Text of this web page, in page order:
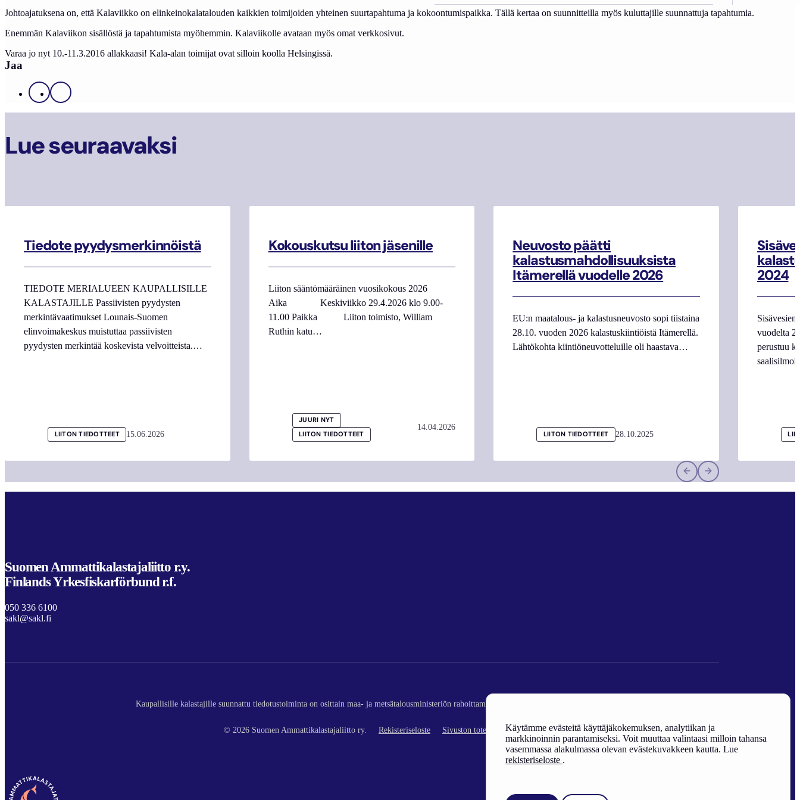
Käytämme evästeitä käyttäjäkokemuksen, analytiikan ja
markkinoinnin parantamiseksi. Voit muuttaa valintaasi milloin tahansa
vasemmassa alakulmassa olevan evästekuvakkeen kautta. Lue
rekisteriseloste .
Johtoajatuksena on, että Kalaviikko on elinkeinokalatalouden kaikkien toimijoiden yhteinen suurtapahtuma ja kokoontumispaikka. Tällä kertaa on suunnitteilla myös kuluttajille suunnattuja tapahtumia.
Enemmän Kalaviikon sisällöstä ja tapahtumista myöhemmin. Kalaviikolle avataan myös omat verkkosivut.
Varaa jo nyt 10.-11.3.2016 allakkaasi! Kala-alan toimijat ovat silloin koolla Helsingissä.
Jaa
Facebook
X
Lue seuraavaksi
Tiedote pyydysmerkinnöistä
TIEDOTE MERIALUEEN KAUPALLISILLE
KALASTAJILLE Passiivisten pyydysten
merkintävaatimukset Lounais-Suomen
elinvoimakeskus muistuttaa passiivisten
pyydysten merkintää koskevista velvoitteista.…
LIITON TIEDOTTEET 15.06.2026
Kokouskutsu liiton jäsenille
Liiton sääntömääräinen vuosikokous 2026
Aika Keskiviikko 29.4.2026 klo 9.00-
11.00 Paikka Liiton toimisto, William
Ruthin katu…
JUURI NYT
LIITON TIEDOTTEET
14.04.2026
Neuvosto päätti
kalastusmahdollisuuksista
Itämerellä vuodelle 2026
EU:n maatalous- ja kalastusneuvosto sopi tiistaina
28.10. vuoden 2026 kalastuskiintiöistä Itämerellä.
Lähtökohta kiintiöneuvotteluille oli haastava…
LIITON TIEDOTTEET 28.10.2025
2024
vuodelta
perustuu
Suomen Ammattikalastajaliitto r.y.
Finlands Yrkesfiskarförbund r.f.
050 336 6100
sakl@sakl.fi
Kaupallisille kalastajille suunnattu tiedotustoiminta on osittain maa- ja metsätalousministeriön rahoittamaa (kalatalouden edistäminen).
© 2026 Suomen Ammattikalastajaliitto ry. Rekisteriseloste Sivuston toteutus